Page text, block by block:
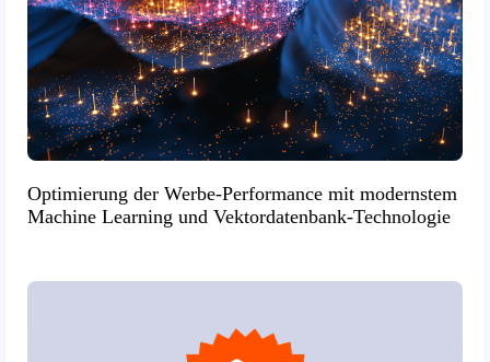
Optimierung der Werbe-Performance mit modernstem
Machine Learning und Vektordatenbank-Technologie